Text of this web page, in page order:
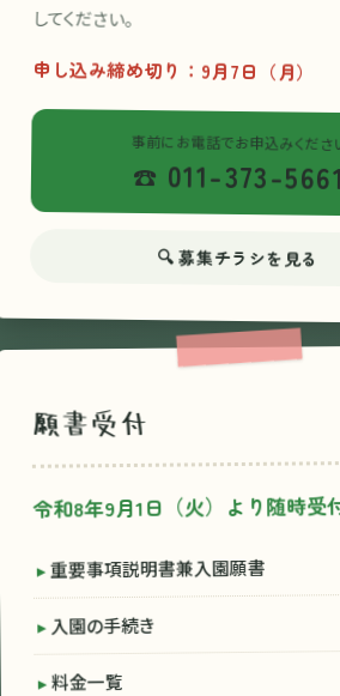
してください。
申し込み締め切り：9月7日（月）
事前にお電話でお申込みくださ
011-373-5661
募集チラシを見る
願書受付
令和8年9月1日（火）より随時受
重要事項説明書兼入園願書
入園の手続き
料金一覧